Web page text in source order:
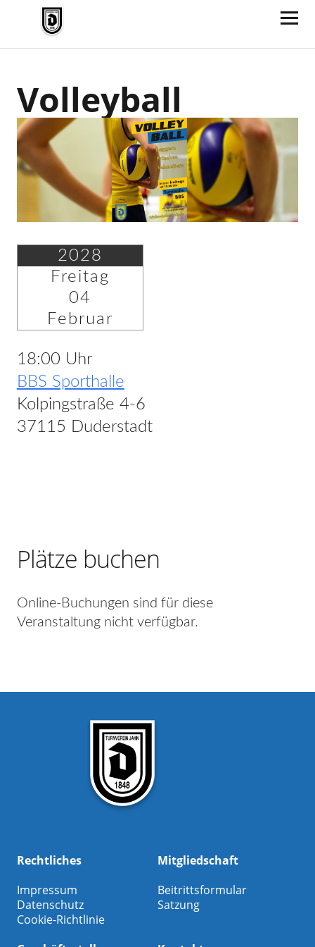
TV Jahn Duderstadt
Volleyball
2028
Freitag
04
Februar
18:00 Uhr
BBS Sporthalle
Kolpingstraße 4-6
37115 Duderstadt
Plätze buchen
Online-Buchungen sind für diese
Veranstaltung nicht verfügbar.
Rechtliches
Impressum
Datenschutz
Cookie-Richtlinie
Mitgliedschaft
Beitrittsformular
Satzung